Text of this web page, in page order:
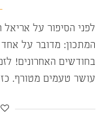
לפני הסיפור על
המתכון: מדובר על אחד
בחודשים האחרונים!
עושר טעמים מטורף.